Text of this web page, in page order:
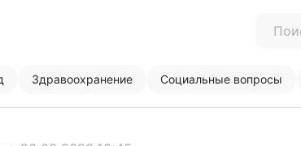
Здравоохранение Социальные вопросы